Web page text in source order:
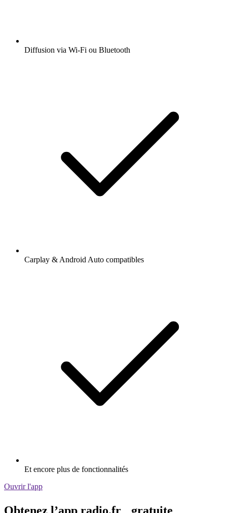
Diffusion via Wi-Fi ou Bluetooth
Carplay & Android Auto compatibles
Et encore plus de fonctionnalités
Ouvrir l'app